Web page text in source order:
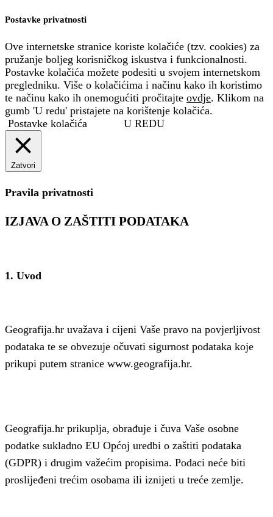
Postavke privatnosti
Ove internetske stranice koriste kolačiće (tzv. cookies) za
pružanje boljeg korisničkog iskustva i funkcionalnosti.
Postavke kolačića možete podesiti u svojem internetskom
pregledniku. Više o kolačićima i načinu kako ih koristimo
te načinu kako ih onemogućiti pročitajte ovdje. Klikom na
gumb 'U redu' pristajete na korištenje kolačića.
Postavke kolačića
U REDU
Zatvori
Pravila privatnosti
IZJAVA O ZAŠTITI PODATAKA
1. Uvod
Geografija.hr uvažava i cijeni Vaše pravo na povjerljivost
podataka te se obvezuje očuvati sigurnost podataka koje
prikupi putem stranice www.geografija.hr.
Geografija.hr prikuplja, obrađuje i čuva Vaše osobne
podatke sukladno EU Općoj uredbi o zaštiti podataka
(GDPR) i drugim važećim propisima. Podaci neće biti
proslijeđeni trećim osobama ili iznijeti u treće zemlje.